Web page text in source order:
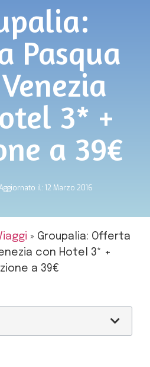
Pasqua
3* +
a 39€
il: 12 Marzo 2016
» Groupalia: Offerta
con Hotel 3* +
a 39€